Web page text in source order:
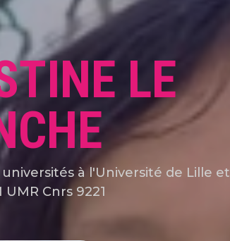
LE
à l'Université de Lille et
Cnrs 9221